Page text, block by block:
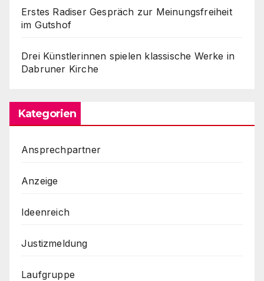
Erstes Radiser Gespräch zur Meinungsfreiheit
im Gutshof
Drei Künstlerinnen spielen klassische Werke in
Dabruner Kirche
Kategorien
Ansprechpartner
Anzeige
Ideenreich
Justizmeldung
Laufgruppe